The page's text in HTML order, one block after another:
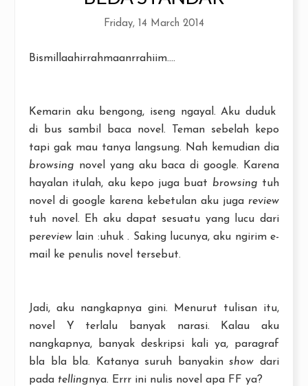
Friday, 14 March 2014
Bismillaahirrahmaanrrahiim....
Kemarin aku bengong, iseng ngayal. Aku duduk
di bus sambil baca novel. Teman sebelah kepo
tapi gak mau tanya langsung. Nah kemudian dia
browsing novel yang aku baca di google. Karena
hayalan itulah, aku kepo juga buat browsing tuh
novel di google karena kebetulan aku juga review
tuh novel. Eh aku dapat sesuatu yang lucu dari
pereview lain :uhuk . Saking lucunya, aku ngirim e-
mail ke penulis novel tersebut.
Jadi, aku nangkapnya gini. Menurut tulisan itu,
novel Y terlalu banyak narasi. Kalau aku
nangkapnya, banyak deskripsi kali ya, paragraf
bla bla bla. Katanya suruh banyakinshow dari
pada tellingnya. Errr ini nulis novel apa FF ya?